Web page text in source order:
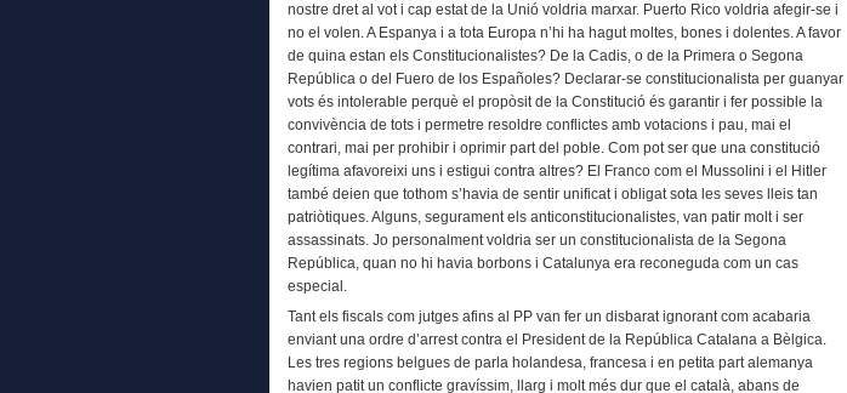
nostre dret al vot i cap estat de la Unió voldria marxar. Puerto Rico voldria afegir-se i
no el volen. A Espanya i a tota Europa n’hi ha hagut moltes, bones i dolentes. A favor
de quina estan els Constitucionalistes? De la Cadis, o de la Primera o Segona
República o del Fuero de los Españoles? Declarar-se constitucionalista per guanyar
vots és intolerable perquè el propòsit de la Constitució és garantir i fer possible la
convivència de tots i permetre resoldre conflictes amb votacions i pau, mai el
contrari, mai per prohibir i oprimir part del poble. Com pot ser que una constitució
legítima afavoreixi uns i estigui contra altres? El Franco com el Mussolini i el Hitler
també deien que tothom s’havia de sentir unificat i obligat sota les seves lleis tan
patriòtiques. Alguns, segurament els anticonstitucionalistes, van patir molt i ser
assassinats. Jo personalment voldria ser un constitucionalista de la Segona
República, quan no hi havia borbons i Catalunya era reconeguda com un cas
especial.
Tant els fiscals com jutges afins al PP van fer un disbarat ignorant com acabaria
enviant una ordre d’arrest contra el President de la República Catalana a Bèlgica.
Les tres regions belgues de parla holandesa, francesa i en petita part alemanya
havien patit un conflicte gravíssim, llarg i molt més dur que el català, abans de